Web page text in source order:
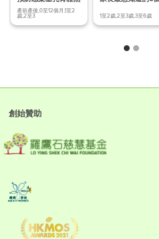
終極防蚊
產前產後,0至12個月,1至2
歲,2至3 1至2歲,2至3歲,3至6歲
創始贊助